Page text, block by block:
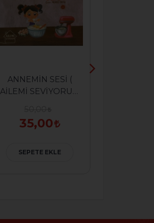
ANNEMİN SESİ (
AİLEMİ SEVİYORUM
35,00
SEPETE EKLE